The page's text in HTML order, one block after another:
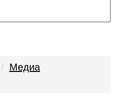
Медиа